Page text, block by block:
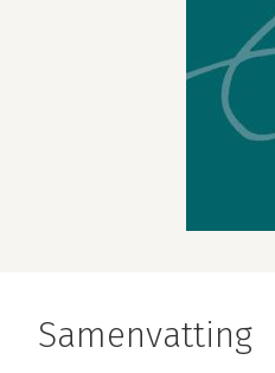
Samenvatting